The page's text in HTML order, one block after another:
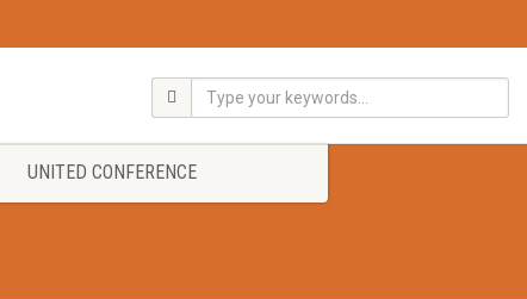
UNITED CONFERENCE